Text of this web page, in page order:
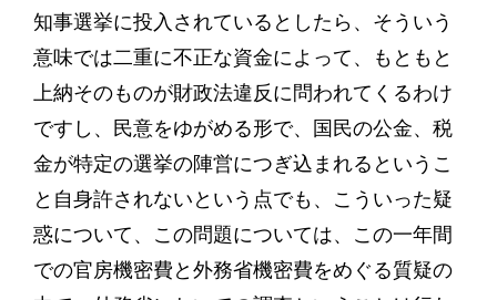
知事選挙に投入されているとしたら、そういう
意味では二重に不正な資金によって、もともと
上納そのものが財政法違反に問われてくるわけ
ですし、民意をゆがめる形で、国民の公金、税
金が特定の選挙の陣営につぎ込まれるというこ
と自身許されないという点でも、こういった疑
惑について、この問題については、この一年間
での官房機密費と外務省機密費をめぐる質疑の